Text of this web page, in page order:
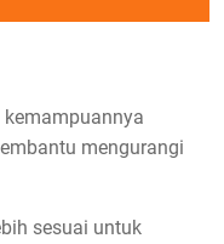
mengurangi
sesuai untuk